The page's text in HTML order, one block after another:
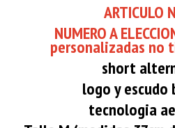
ARTICULO
NUMERO A
personalizadas no
short
logo y escudo
tecnologia